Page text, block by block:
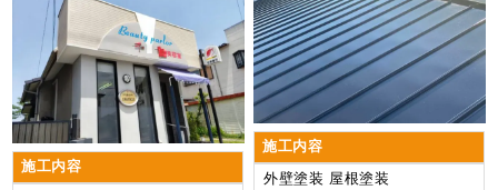
施工内容
施工内容
外壁塗装 屋根塗装